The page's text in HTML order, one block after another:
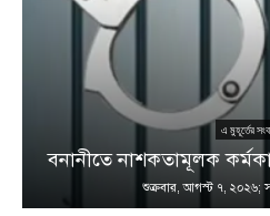
এ মুহূর্তের
বনানীতে নাশকতামূলক
শুক্রবার, আগস্ট ৭, ২০২৬;